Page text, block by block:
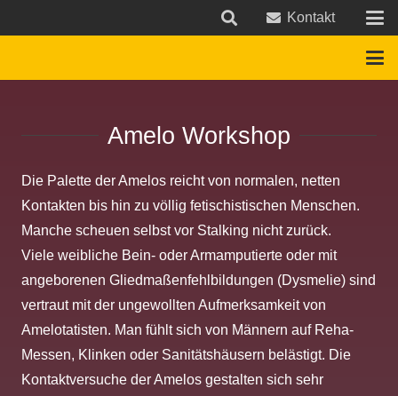
Kontakt
Amelo Workshop
Die Palette der Amelos reicht von normalen, netten
Kontakten bis hin zu völlig fetischistischen Menschen.
Manche scheuen selbst vor Stalking nicht zurück.
Viele weibliche Bein- oder Armamputierte oder mit
angeborenen Gliedmaßenfehlbildungen (Dysmelie) sind
vertraut mit der ungewollten Aufmerksamkeit von
Amelotatisten. Man fühlt sich von Männern auf Reha-
Messen, Klinken oder Sanitätshäusern belästigt. Die
Kontaktversuche der Amelos gestalten sich sehr